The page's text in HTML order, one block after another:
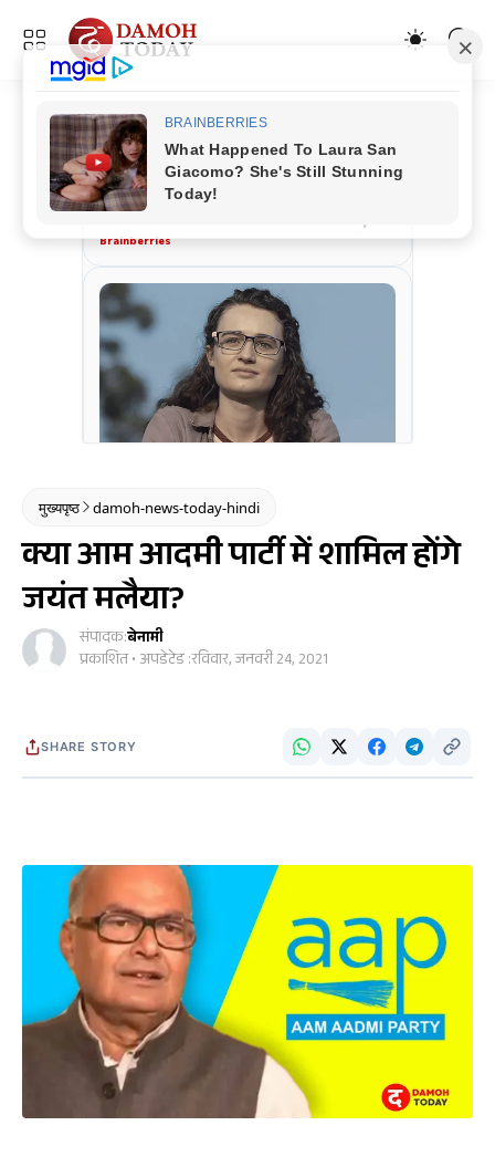
ADVERTISEMENT
मुख्यपृष्ठ damoh-news-today-hindi
क्या आम आदमी पार्टी में शामिल होंगे
जयंत मलैया?
संपादक:बेनामी
प्रकाशित • अपडेटेड :रविवार, जनवरी 24, 2021
SHARE STORY